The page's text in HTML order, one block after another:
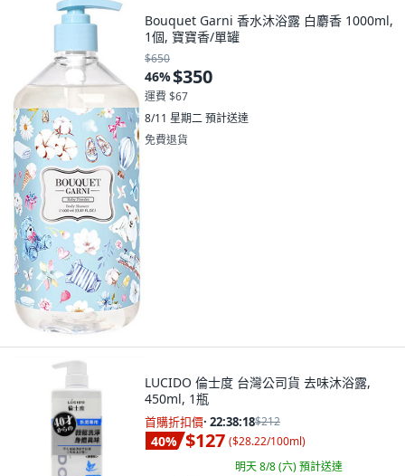
Bouquet Garni 香水沐浴露 白麝香 1000ml,
1個, 寶寶香/單罐
$650
46%$350
運費 $67
8/11 星期二預計送達
免費退貨
LUCIDO 倫士度 台灣公司貨 去味沐浴露,
450ml, 1瓶
首購折扣價· 22:38:16$212
40% $127 ($28.22/100ml)
明天 8/8 (六)預計送達